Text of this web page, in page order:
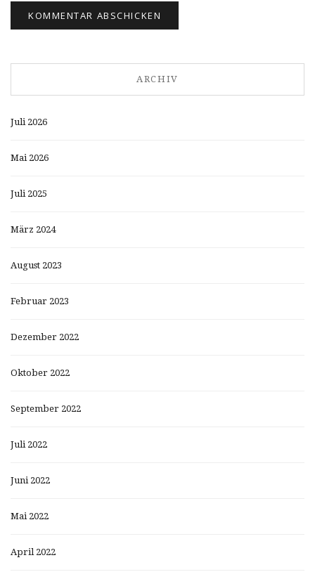
ARCHIV
Juli 2026
Mai 2026
Juli 2025
März 2024
August 2023
Februar 2023
Dezember 2022
Oktober 2022
September 2022
Juli 2022
Juni 2022
Mai 2022
April 2022